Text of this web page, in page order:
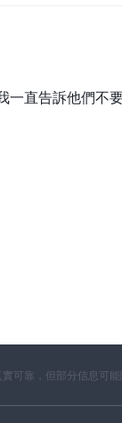
、法蘭克福證券交
約證券交易所
和 S&P
合約（例如與
選擇權和賦予以
一直告訴他們不
可靠，但部分信息可